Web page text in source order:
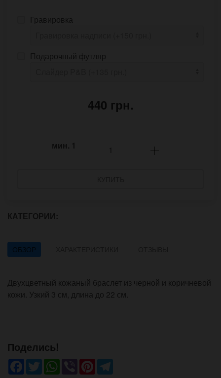
Гравировка
Подарочный футляр
440 грн.
мин. 1
КАТЕГОРИИ:
ОБЗОР
Двухцветный кожаный браслет из черной и коричневой
кожи. Узкий 3 см, длина до 22 см.
Поделись!
Facebook
TwitterWhatsApp
ViberPinterest